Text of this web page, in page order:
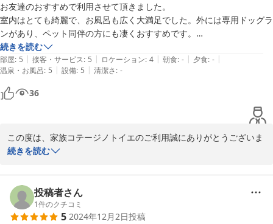
この度は、嬉しいコメントをありがとうございました。
今後も、より一層のサービス向上に努めて参ります。
またのご利用、心よりお待ちしております。
家族コテージ ノトイエ
竹下 洋平
2025-04-02
お友達のおすすめで利用させて頂きました。
室内はとても綺麗で、お風呂も広く大満足でした。外には専用ドッグラ
ンがあり、ペット同伴の方にも凄くおすすめです。
オーナーさん達もとても優しく、
事前に周辺施設の相談をさせて頂いた際もとても丁寧に対応して頂きま
した。是非また利用させて頂きたいです。
続きを読む
部屋: 5 | 接客・サービス: 5 | ロケーション: 4 | 朝食: - | 夕食: - |
温泉・お風呂: 5 | 設備: 5 | 清潔さ: -
36
この度は、家族コテージノトイエのご利用誠にありがとうございま
す。
です。
ノトイエは全５棟全て愛犬可、専用のドッグラン（小さめのためド
ッグガーデンと案内しております）は広さや仕様は異なりますが、
続きを読む
投稿者さん
1件のクチコミ
5 2024年12月2日投稿